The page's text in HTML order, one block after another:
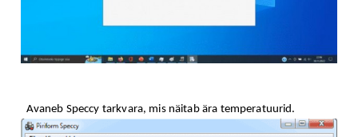
Avaneb Speccy tarkvara, mis näitab ära temperatuurid.